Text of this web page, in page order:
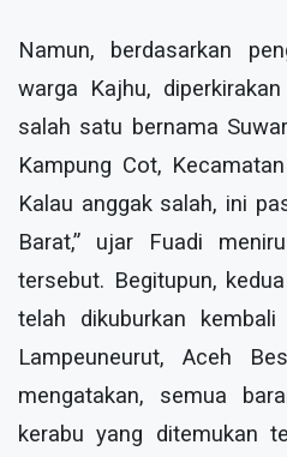
Namun, berdasarkan
warga Kajhu,
salah satu bernama
Kampung Cot,
Kalau anggak salah, ini
Barat,” ujar Fuadi
tersebut. Begitupun,
telah dikuburkan
Lampeuneurut, Aceh
mengatakan, semua
kerabu yang ditemukan